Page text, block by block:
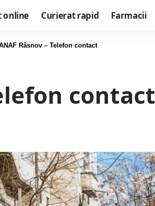
online Curierat rapid Farmacii
Râsnov – Telefon contact
contact